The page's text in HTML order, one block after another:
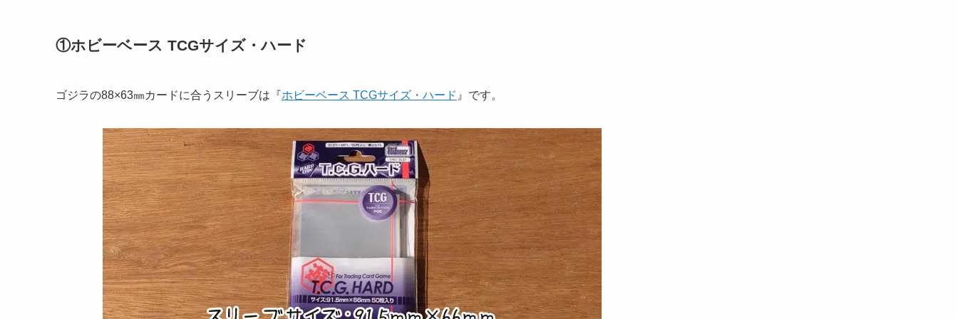
①ホビーベース TCGサイズ・ハード
ゴジラの88×63㎜カードに合うスリーブは『ホビーベース TCGサイズ・ハード 』です。